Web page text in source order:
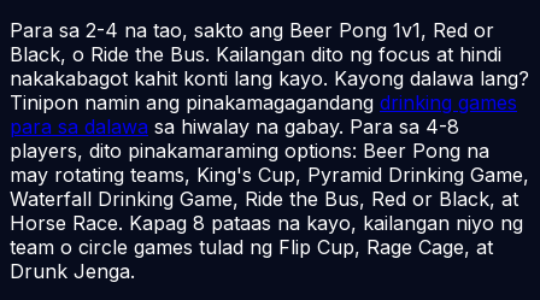
Para sa 2-4 na tao, sakto ang Beer Pong 1v1, Red or
Black, o Ride the Bus. Kailangan dito ng focus at hindi
nakakabagot kahit konti lang kayo. Kayong dalawa lang?
Tinipon namin ang pinakamagagandang drinking games
para sa dalawa sa hiwalay na gabay. Para sa 4-8
players, dito pinakamaraming options: Beer Pong na
may rotating teams, King's Cup, Pyramid Drinking Game,
Waterfall Drinking Game, Ride the Bus, Red or Black, at
Horse Race. Kapag 8 pataas na kayo, kailangan niyo ng
team o circle games tulad ng Flip Cup, Rage Cage, at
Drunk Jenga.